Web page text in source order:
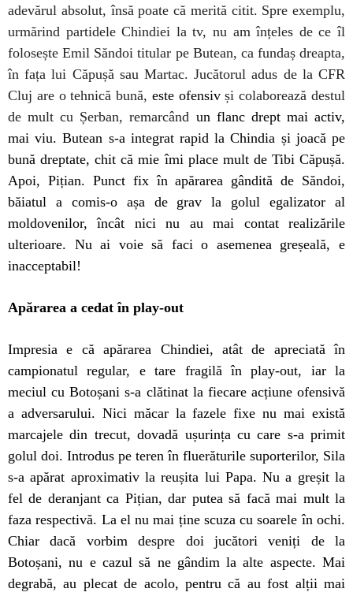
adevărul absolut, însă poate că merită citit. Spre exemplu,
urmărind partidele Chindiei la tv, nu am înțeles de ce îl
folosește Emil Săndoi titular pe Butean, ca fundaș dreapta,
în fața lui Căpușă sau Martac. Jucătorul adus de la CFR
Cluj are o tehnică bună, este ofensivși colaborează destul
de mult cu Șerban, remarcând un flanc drept mai activ,
mai viu. Butean s-a integrat rapid la Chindia și joacă pe
bună dreptate, chit că mie îmi place mult de Tibi Căpușă.
Apoi, Pițian. Punct fix în apărarea gândită de Săndoi,
băiatul a comis-o așa de grav la golul egalizator al
moldovenilor, încât nici nu au mai contat realizările
ulterioare. Nu ai voie să faci o asemenea greșeală, e
inacceptabil!
Apărarea a cedat în play-out
Impresia e că apărarea Chindiei, atât de apreciată în
campionatul regular, e tare fragilă în play-out, iar la
meciul cu Botoșani s-a clătinat la fiecare acțiune ofensivă
a adversarului. Nici măcar la fazele fixe nu mai există
marcajele din trecut, dovadă ușurința cu care s-a primit
golul doi. Introdus pe teren în fluerăturile suporterilor, Sila
s-a apărat aproximativ la reușita lui Papa. Nu a greșit la
fel de deranjant ca Pițian, dar putea să facă mai mult la
faza respectivă. La el nu mai ține scuza cu soarele în ochi.
Chiar dacă vorbim despre doi jucători veniți de la
Botoșani, nu e cazul să ne gândim la alte aspecte. Mai
degrabă, au plecat de acolo, pentru că au fost alții mai